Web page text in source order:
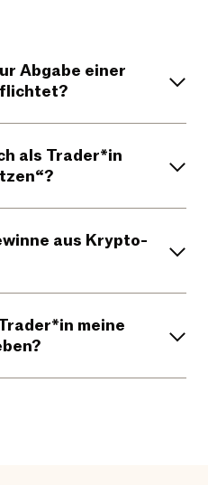
Abgabe einer
als Trader*in
aus Krypto-
meine